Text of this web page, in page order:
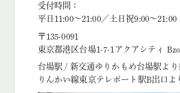
受付時間：
平日11:00～21:00／土日祝9:00～21:00
〒135-0091
東京都港区台場1-7-1アクアシティ
台場駅 / 新交通ゆりかもめ台場駅より
りんかい線東京テレポート駅B出口よ